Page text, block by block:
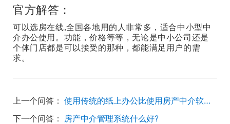
官方解答：
可以选房在线,全国各地用的人非常多，适合中小型中
介办公使用。功能，价格等等，无论是中小公司还是
个体门店都是可以接受的那种，都能满足用户的需
求。
上一个问答：
使用传统的纸上办公比使用房产中介软件更高效吗？
下一个问答： 房产中介管理系统什么好?